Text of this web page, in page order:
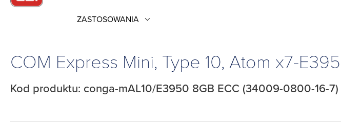
ZASTOSOWANIA
Komputery przemysłowe
COM Express Mini, Type 10, Atom x7-
Kod produktu: conga-mAL10/E3950 8GB ECC (34009-0800-16-7)